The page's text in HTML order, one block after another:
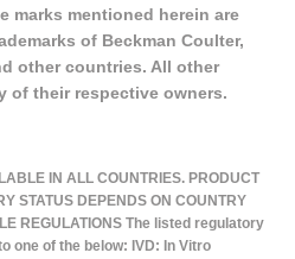
marks mentioned herein are
of Beckman Coulter,
other countries. All other
of their respective owners.
IN ALL COUNTRIES. PRODUCT
STATUS DEPENDS ON COUNTRY
REGULATIONS The listed regulatory
one of the below: IVD: In Vitro